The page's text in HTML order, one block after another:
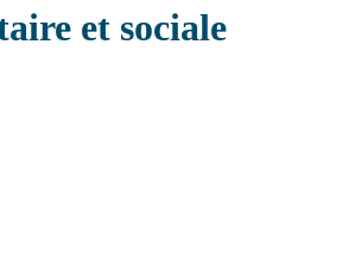
et sociale